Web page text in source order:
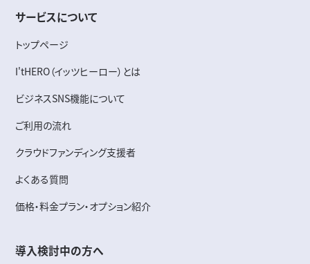
サービスについて
トップページ
I'tHERO（イッツヒーロー）とは
ビジネスSNS機能について
ご利用の流れ
クラウドファンディング支援者
よくある質問
価格・料金プラン・オプション紹介
導入検討中の方へ